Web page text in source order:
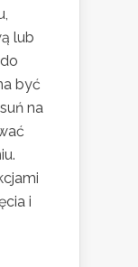
lub
być
na
i